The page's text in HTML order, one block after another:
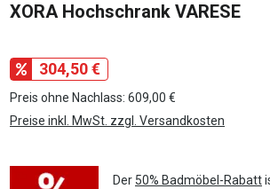
XORA Hochschrank VARESE
304,50 €
Preis ohne Nachlass: 609,00 €
Preise inkl. MwSt. zzgl. Versandkosten
Der 50% Badmöbel-Rabatt